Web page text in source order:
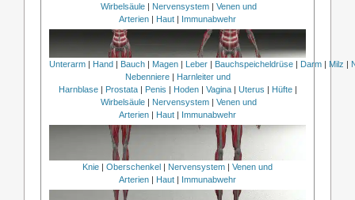
Wirbelsäule | Nervensystem | Venen und
Arterien | Haut | Immunabwehr
Unterarm | Hand | Bauch | Magen | Leber | Bauchspeicheldrüse | Darm | Milz |
Nebenniere| Harnleiter und
Harnblase| Prostata| Penis | Hoden| Vagina| Uterus | Hüfte|
Wirbelsäule | Nervensystem | Venen und
Arterien | Haut | Immunabwehr
Knie | Oberschenkel | Nervensystem | Venen und
Arterien | Haut | Immunabwehr